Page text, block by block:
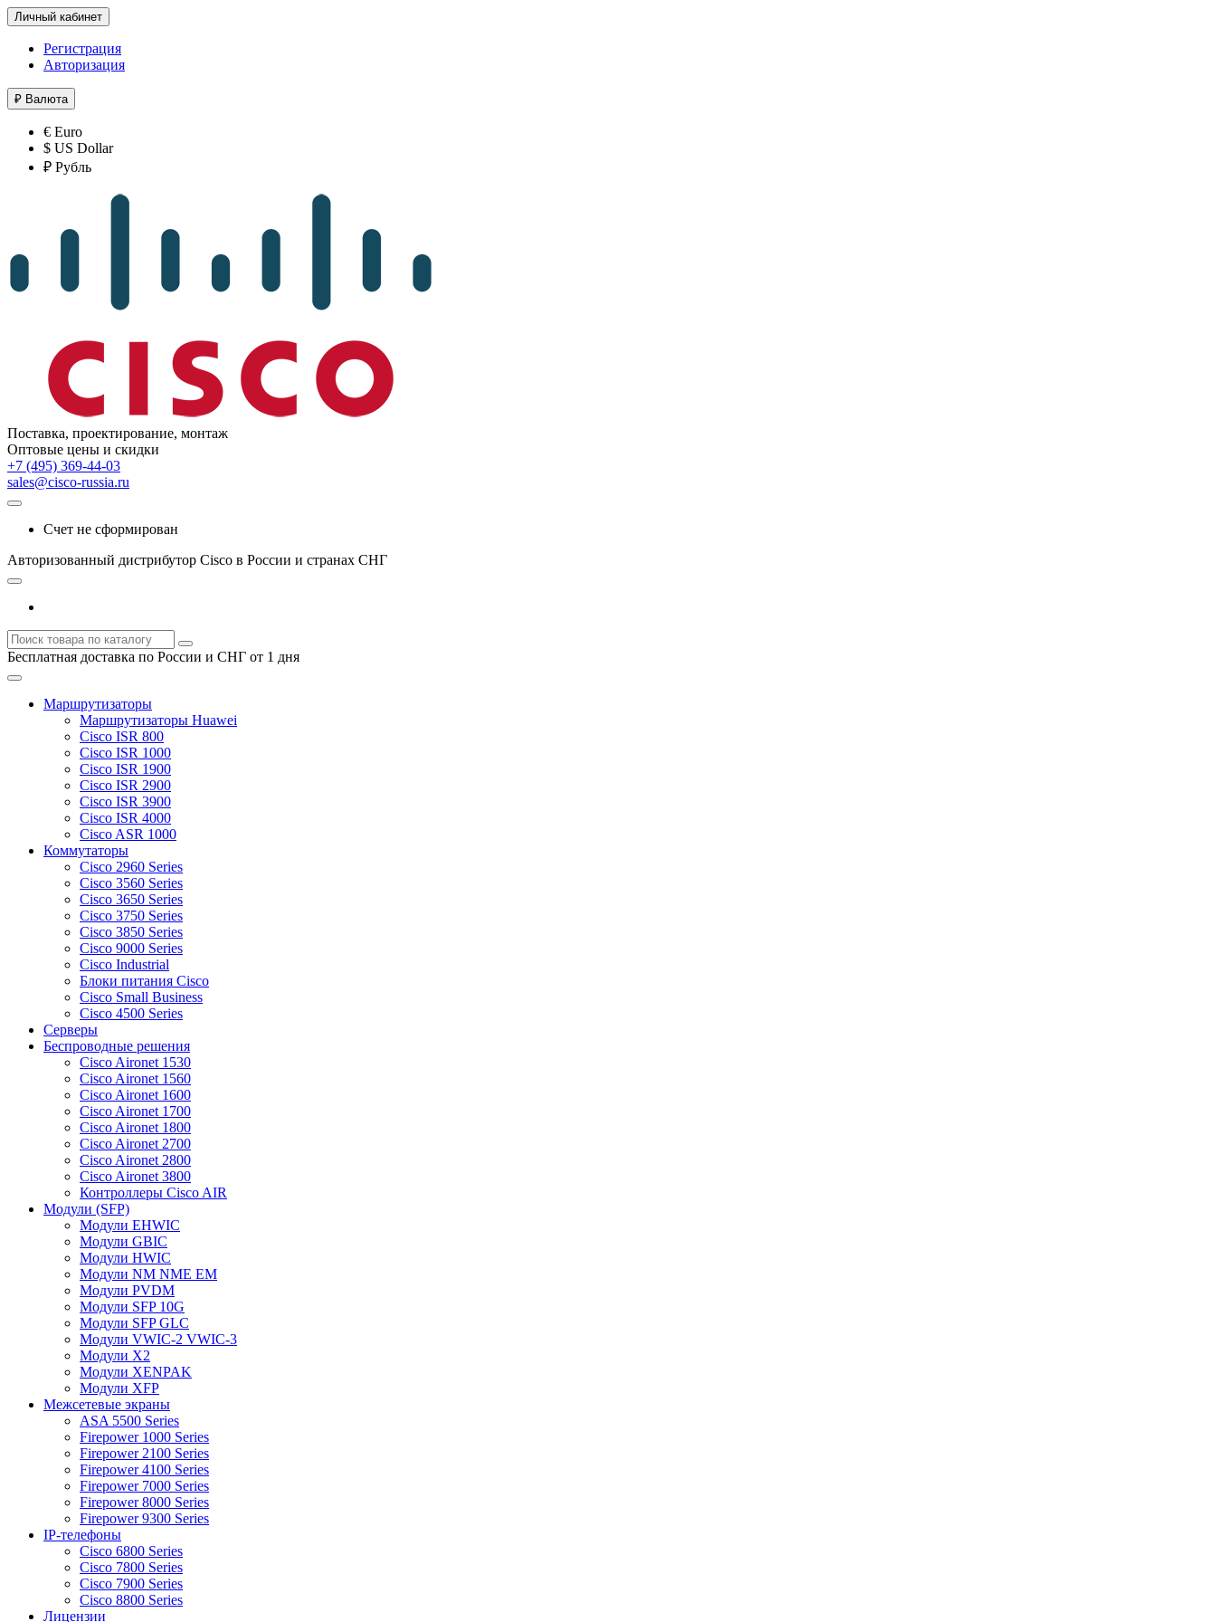
Личный кабинет
Регистрация
Авторизация
₽ Валюта
€ Euro
$ US Dollar
₽ Рубль
Поставка, проектирование, монтаж
Оптовые цены и скидки
+7 (495) 369-44-03
sales@cisco-russia.ru
Счет не сформирован
Авторизованный дистрибутор Cisco в России и странах СНГ
Бесплатная доставка по России и СНГ от 1 дня
Маршрутизаторы
Маршрутизаторы Huawei
Cisco ISR 800
Cisco ISR 1000
Cisco ISR 1900
Cisco ISR 2900
Cisco ISR 3900
Cisco ISR 4000
Cisco ASR 1000
Коммутаторы
Cisco 2960 Series
Cisco 3560 Series
Cisco 3650 Series
Cisco 3750 Series
Cisco 3850 Series
Cisco 9000 Series
Cisco Industrial
Блоки питания Cisco
Cisco Small Business
Cisco 4500 Series
Серверы
Беспроводные решения
Cisco Aironet 1530
Cisco Aironet 1560
Cisco Aironet 1600
Cisco Aironet 1700
Cisco Aironet 1800
Cisco Aironet 2700
Cisco Aironet 2800
Cisco Aironet 3800
Контроллеры Cisco AIR
Модули (SFP)
Модули EHWIC
Модули GBIC
Модули HWIC
Модули NM NME EM
Модули PVDM
Модули SFP 10G
Модули SFP GLC
Модули VWIC-2 VWIC-3
Модули X2
Модули XENPAK
Модули XFP
Межсетевые экраны
ASA 5500 Series
Firepower 1000 Series
Firepower 2100 Series
Firepower 4100 Series
Firepower 7000 Series
Firepower 8000 Series
Firepower 9300 Series
IP-телефоны
Cisco 6800 Series
Cisco 7800 Series
Cisco 7900 Series
Cisco 8800 Series
Лицензии